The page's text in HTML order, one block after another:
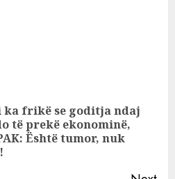
frikë se goditja ndaj
të prekë ekonominë,
Është tumor, nuk